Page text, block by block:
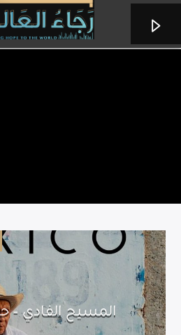
فقرات
المسيح الفادي –